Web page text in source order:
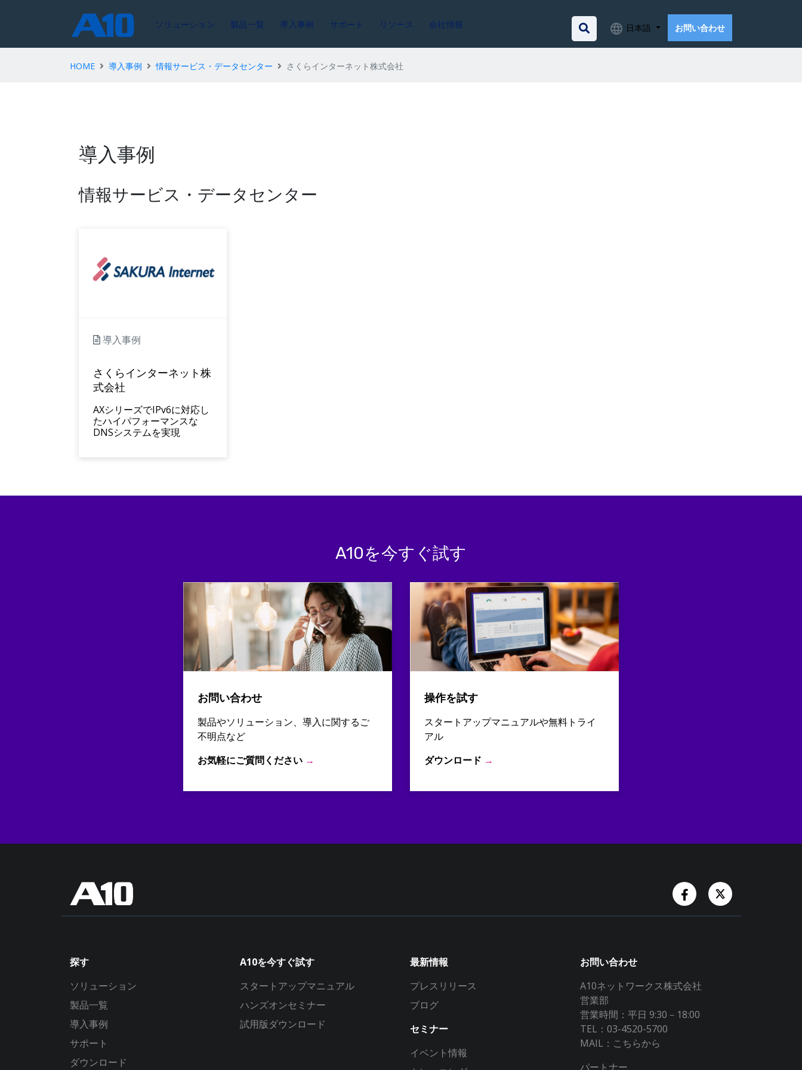
ソリューション 製品一覧 導入事例 サポート リソース 会社情報 日本語 お問い合わせ
HOME 導入事例 情報サービス・データセンター さくらインターネット株式会社
導入事例
情報サービス・データセンター
導入事例
さくらインターネット株
式会社
AXシリーズでIPv6に対応し
たハイパフォーマンスな
DNSシステムを実現
A10を今すぐ試す
お問い合わせ
製品やソリューション、導入に関するご
不明点など
お気軽にご質問ください →
操作を試す
スタートアップマニュアルや無料トライ
アル
ダウンロード →
Facebook Account
Twitter Account
探す
ソリューション
製品一覧
導入事例
サポート
ダウンロード
A10を今すぐ試す
スタートアップマニュアル
ハンズオンセミナー
試用版ダウンロード
最新情報
プレスリリース
ブログ
セミナー
イベント情報
お問い合わせ
A10ネットワークス株式会社
営業部
営業時間：平日 9:30－18:00
TEL：03-4520-5700
MAIL： こちらから
パートナー